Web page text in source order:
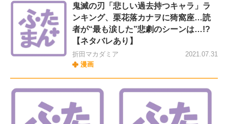
鬼滅の刃「悲しい過去持つキャラ」ラ
ンキング、栗花落カナヲに猗窩座…読
者が“最も涙した”悲劇のシーンは…!?
【ネタバレあり】
折田マカダミア
漫画
2021.07.31